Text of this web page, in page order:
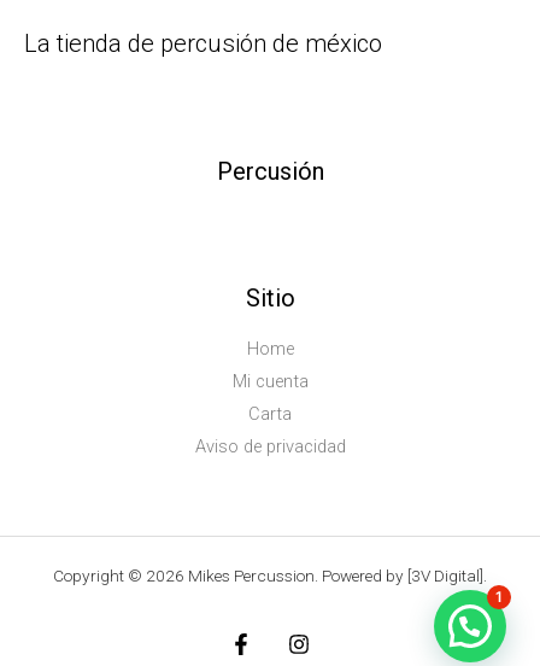
La tienda de percusión de méxico
Percusión
Sitio
Home
Mi cuenta
Carta
Aviso de privacidad
Copyright © 2026 Mikes Percussion. Powered by [3V Digital].
1